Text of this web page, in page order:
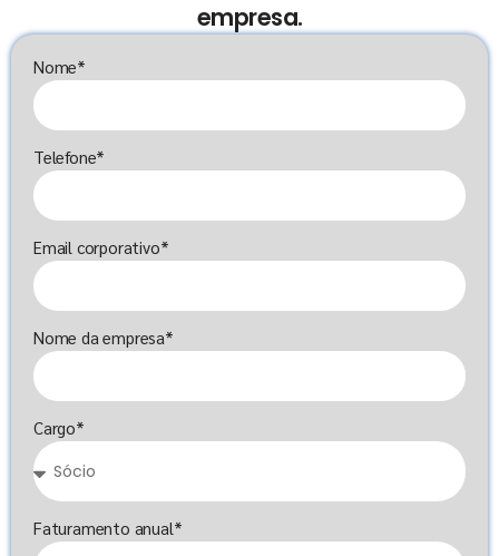
empresa.
Nome*
Telefone*
Email corporativo*
Nome da empresa*
Cargo*
Faturamento anual*